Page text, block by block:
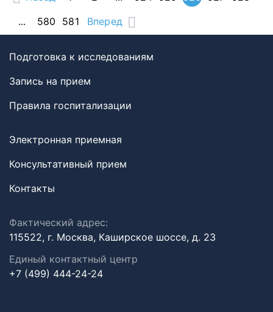
...
580 581 Вперед
Подготовка к исследованиям
Запись на прием
Правила госпитализации
Электронная приемная
Консультативный прием
Контакты
Фактический адрес:
115522, г. Москва, Каширское шоссе, д. 23
Единый контактный центр
+7 (499) 444-24-24